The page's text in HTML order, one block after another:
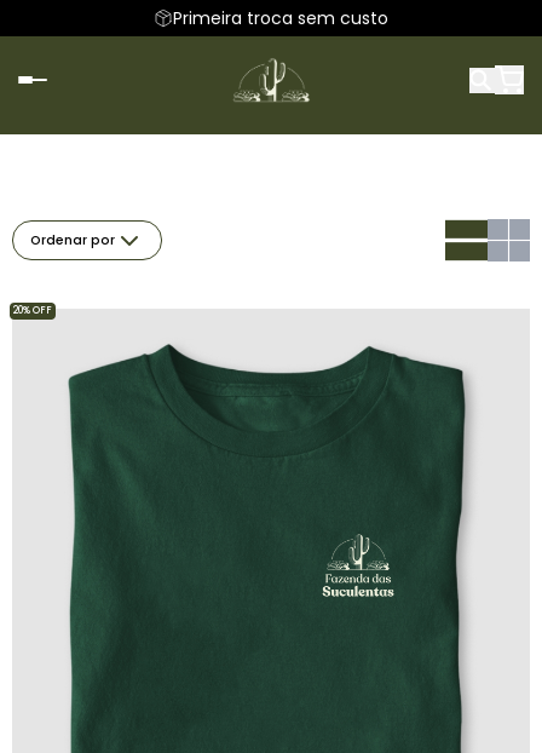
Primeira troca sem custo
Ordenar por
20% OFF